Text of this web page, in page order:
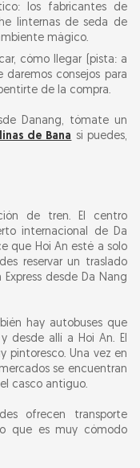
los fabricantes de
linternas de seda de
mágico.
cómo llegar (pista: a
consejos para
de la compra.
Danang, tómate un
de Bana si puedes,
de tren. El centro
internacional de Da
que Hoi An esté a solo
reservar un traslado
desde Da Nang
hay autobuses que
y desde allí a Hoi An. El
pintoresco. Una vez en
se encuentran
casco antiguo.
ofrecen transporte
que es muy cómodo